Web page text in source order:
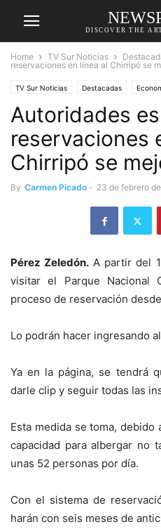
DISCOVER THE
Home TV Sur Noticias
reservaciones en línea al Chirripó se
TV Sur Noticias Destacadas
Autoridades
reservaciones
Chirripó se
By Carmen Picado - 23 de febrero
Pérez Zeledón. A partir del
visitar el Parque Nacional
proceso de reservación
Lo podrán hacer ingresando
Ya en la página, se tendrá
darle clip y seguir todas las
Esta medida se toma, debido
capacidad para albergar no
unas 52 personas por día.
Con el sistema de
harán con seis meses de